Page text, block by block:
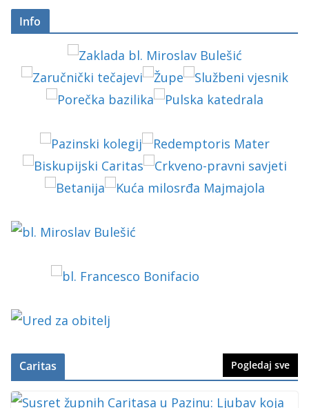
Info
Caritas Pogledaj sve